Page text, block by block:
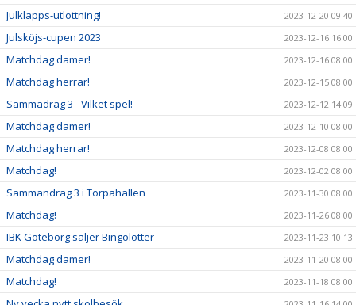
Julklapps-utlottning! 2023-12-20 09:40
Julsköjs-cupen 2023 2023-12-16 16:00
Matchdag damer! 2023-12-16 08:00
Matchdag herrar! 2023-12-15 08:00
Sammadrag 3 - Vilket spel! 2023-12-12 14:09
Matchdag damer! 2023-12-10 08:00
Matchdag herrar! 2023-12-08 08:00
Matchdag! 2023-12-02 08:00
Sammandrag 3 i Torpahallen 2023-11-30 08:00
Matchdag! 2023-11-26 08:00
IBK Göteborg säljer Bingolotter 2023-11-23 10:13
Matchdag damer! 2023-11-20 08:00
Matchdag! 2023-11-18 08:00